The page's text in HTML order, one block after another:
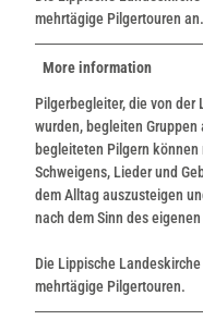
mehrtägige Pilgertouren an.
More information
Pilgerbegleiter, die von
wurden, begleiten
begleiteten Pilgern
Schweigens, Lieder und
dem Alltag auszusteigen
nach dem Sinn des
Die Lippische
mehrtägige Pilgertouren.